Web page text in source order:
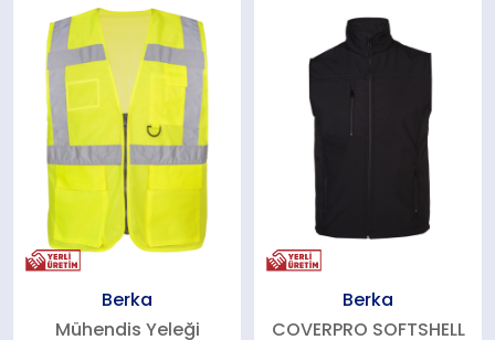
Berka
Mühendis Yeleği
Berka
COVERPRO SOFTSHELL